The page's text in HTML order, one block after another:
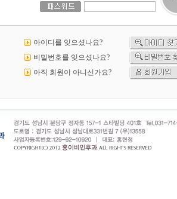
아이디를 잊으셨나요?
비밀번호를 잊으셨나요?
아직 회원이 아니신가요?